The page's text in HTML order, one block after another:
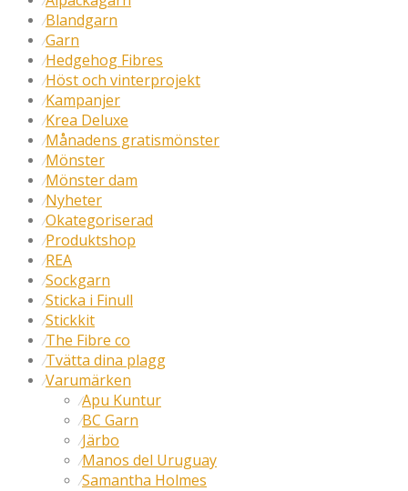
⁄Blandgarn
⁄Garn
⁄Hedgehog Fibres
⁄Höst och vinterprojekt
⁄Kampanjer
⁄Krea Deluxe
⁄Månadens gratismönster
⁄Mönster
⁄Mönster dam
⁄Nyheter
⁄Okategoriserad
⁄Produktshop
⁄REA
⁄Sockgarn
⁄Sticka i Finull
⁄Stickkit
⁄The Fibre co
⁄Tvätta dina plagg
⁄Varumärken
⁄Apu Kuntur
⁄BC Garn
⁄Järbo
⁄Manos del Uruguay
⁄Samantha Holmes